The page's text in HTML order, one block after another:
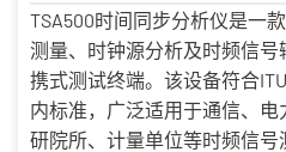
TSA500时间同步分析仪是一
测量、时钟源分析及时频信
携式测试终端。该设备符合
内标准，广泛适用于通信、
研院所、计量单位等时频信